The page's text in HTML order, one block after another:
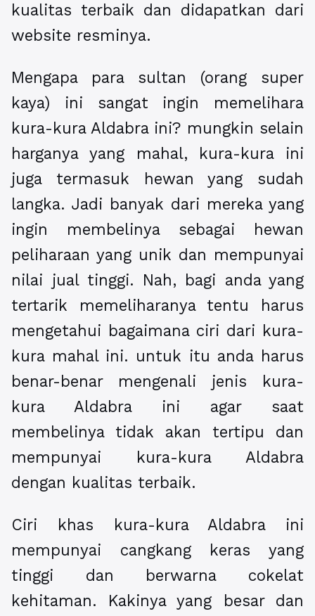
kualitas terbaik dan didapatkan dari
website resminya.
Mengapa para sultan (orang super
kaya) ini sangat ingin memelihara
kura-kura Aldabra ini? mungkin selain
harganya yang mahal, kura-kura ini
juga termasuk hewan yang sudah
langka. Jadi banyak dari mereka yang
ingin membelinya sebagai hewan
peliharaan yang unik dan mempunyai
nilai jual tinggi. Nah, bagi anda yang
tertarik memeliharanya tentu harus
mengetahui bagaimana ciri dari kura-
kura mahal ini. untuk itu anda harus
benar-benar mengenali jenis kura-
kura Aldabra ini agar saat
membelinya tidak akan tertipu dan
mempunyai kura-kura Aldabra
dengan kualitas terbaik.
Ciri khas kura-kura Aldabra ini
mempunyai cangkang keras yang
tinggi dan berwarna cokelat
kehitaman. Kakinya yang besar dan